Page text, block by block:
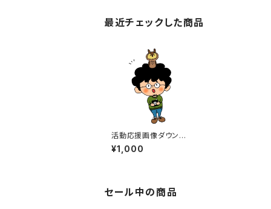
最近チェックした商品
活動応援画像ダウンロ
ード➁
¥1,000
セール中の商品